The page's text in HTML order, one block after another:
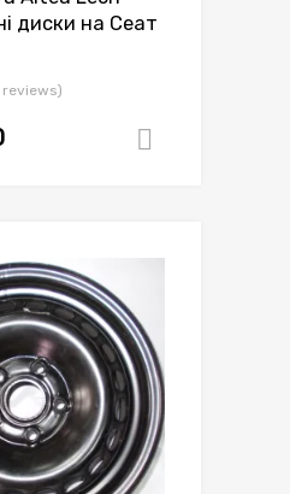
диски на Сеат
reviews)